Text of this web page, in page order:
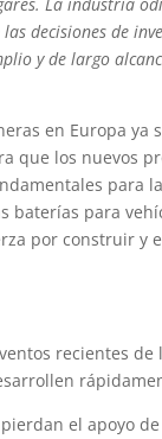
decisiones de
y de largo
en Europa ya
que los nuevos
para
baterías para
por construir y
recientes
el apoyo